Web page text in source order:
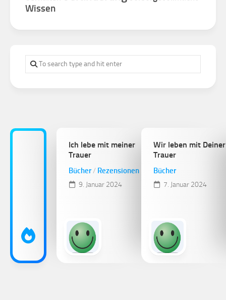
Wissen
Ich lebe mit meiner
Trauer
Bücher/ Rezensionen
9. Januar 2024
Wir leben mit Deiner
Trauer
Bücher
7. Januar 2024